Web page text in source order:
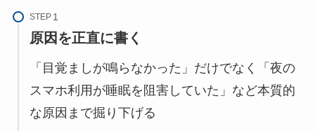
STEP
原因を正直に書く
「目覚ましが鳴らなかった」だけでなく「夜の
スマホ利用が睡眠を阻害していた」など本質的
な原因まで掘り下げる